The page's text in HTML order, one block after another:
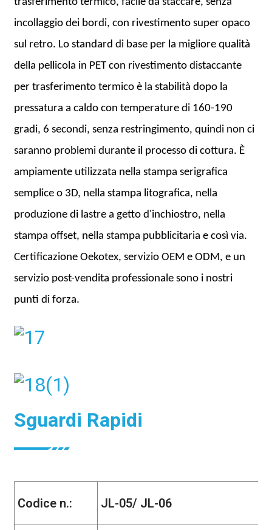
incollaggio dei bordi, con rivestimento super opaco
sul retro. Lo standard di base per la migliore qualità
della pellicola in PET con rivestimento distaccante
per trasferimento termico è la stabilità dopo la
pressatura a caldo con temperature di 160-190
gradi, 6 secondi, senza restringimento, quindi non ci
saranno problemi durante il processo di cottura. È
ampiamente utilizzata nella stampa serigrafica
semplice o 3D, nella stampa litografica, nella
produzione di lastre a getto d'inchiostro, nella
stampa offset, nella stampa pubblicitaria e così via.
Certificazione Oekotex, servizio OEM e ODM, e un
servizio post-vendita professionale sono i nostri
punti di forza.
Sguardi Rapidi
Codice n.: JL-05/ JL-06